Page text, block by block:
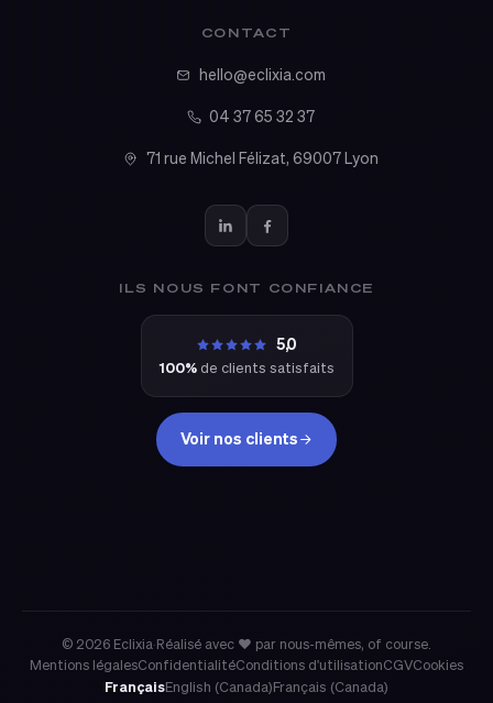
CONTACT
hello@eclixia.com
04 37 65 32 37
71 rue Michel Félizat, 69007 Lyon
ILS NOUS FONT CONFIANCE
5,0
100% de clients satisfaits
Voir nos clients
© 2026 Eclixia·Réalisé avec ❤ par nous-mêmes, of course.
Mentions légalesConfidentialitéConditions d'utilisationCGVCookies
FrançaisEnglish (Canada)Français (Canada)